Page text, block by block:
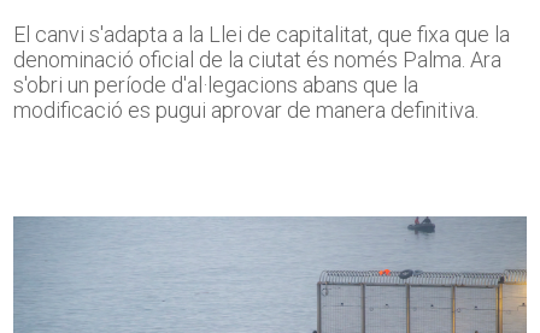
El canvi s'adapta a la Llei de capitalitat, que fixa que la
denominació oficial de la ciutat és només Palma. Ara
s'obri un període d'al·legacions abans que la
modificació es pugui aprovar de manera definitiva.